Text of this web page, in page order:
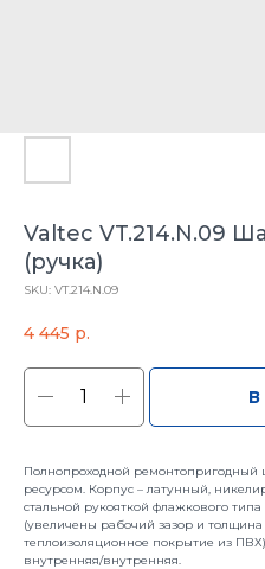
Valtec VT.214.N.09
(ручка)
SKU: VT.214.N.09
4 445 р.
В
Полнопроходной
ресурсом. Корпус – латунный,
стальной рукояткой флажкового
(увеличены рабочий зазор и
теплоизоляционное покрытие из
внутренняя/внутренняя.